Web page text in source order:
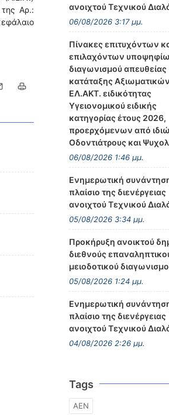
Αρ.:
ανοιχτού Τεχνικού
06/08/2026 3:17 μμ.
Πίνακες επιτυχόντων
επιλαχόντων
διαγωνισμού απευθείας
κατάταξης
ΕΛ.ΑΚΤ. ειδικότητας
Υγειονομικού ειδικής
κατηγορίας έτους 2026,
προερχόμενων από
Οδοντιάτρους και
06/08/2026 1:46 μμ.
Ενημερωτική
πλαίσιο της διενέργειας
ανοιχτού Τεχνικού
05/08/2026 3:34 μμ.
Προκήρυξη ανοικτού
διεθνούς
μειοδοτικού
05/08/2026 1:24 μμ.
Ενημερωτική
πλαίσιο της διενέργειας
ανοιχτού Τεχνικού
04/08/2026 2:26 μμ.
Tags
ΑΕΝ